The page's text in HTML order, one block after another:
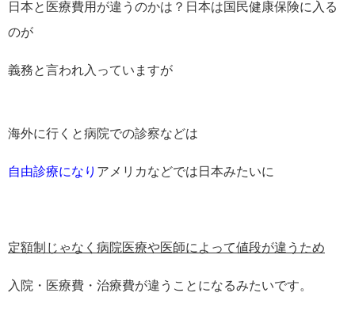
日本と医療費用が違うのかは？日本は国民健康保険に入る
のが
義務と言われ入っていますが
海外に行くと病院での診察などは
自由診療になり アメリカなどでは日本みたいに
定額制じゃなく病院医療や医師によって値段が違うため
入院・医療費・治療費が違うことになるみたいです。